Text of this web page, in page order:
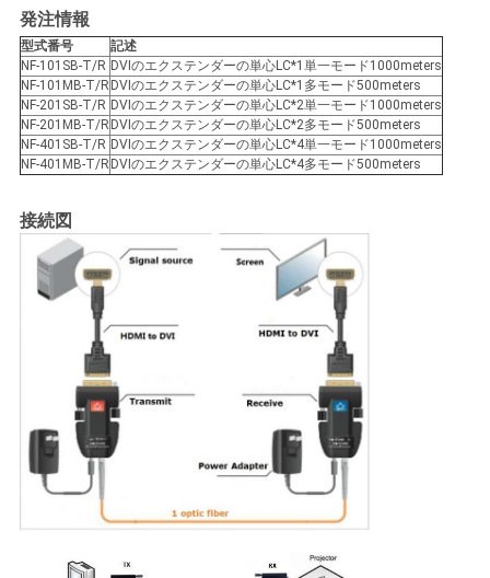
発注情報
型式番号
記述
NF-101SB-T/R DVIのエクステンダーの単心LC*1単一モード1000meters
NF-101MB-T/R DVIのエクステンダーの単心LC*1多モード500meters
NF-201SB-T/R DVIのエクステンダーの単心LC*2単一モード1000meters
NF-201MB-T/R DVIのエクステンダーの単心LC*2多モード500meters
NF-401SB-T/R DVIのエクステンダーの単心LC*4単一モード1000meters
NF-401MB-T/R DVIのエクステンダーの単心LC*4多モード500meters
接続図